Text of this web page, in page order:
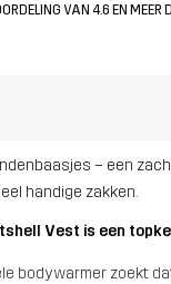
VAN 4.6 EN
– een
handige zakken.
Vest is een
bodywarmer zoekt